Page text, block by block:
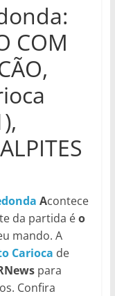
COM
Acontece
da partida éo
mando. A
Carioca de
para
Confira